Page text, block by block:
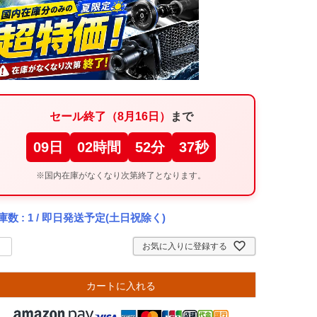
セール終了（8月16日） まで
09 日 02時間 52分 36秒
※国内在庫がなくなり次第終了となります。
数 1 / 即日発送予定(土日祝除く)
お気に入りに登録する
カートに入れる